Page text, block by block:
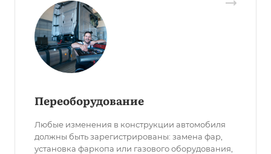
Переоборудование
Любые изменения в конструкции автомобиля
должны быть зарегистрированы: замена фар,
установка фаркопа или газового оборудования,